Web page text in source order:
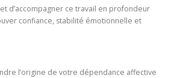
d’accompagner ce travail en profondeur
confiance, stabilité émotionnelle et
l’origine de votre dépendance affective